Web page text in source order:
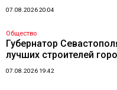
07.08.2026 20:04
Общество
Губернатор
лучших строителей
07.08.2026 19:42